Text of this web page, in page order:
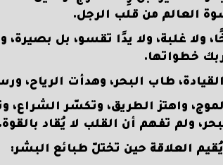
العالم من قلب الرجل.
ولا غلبة، ولا يدًا تقسو، بل بصيرة،
خطواتها.
طاب البحر، وهدأت الرياح،
واهتز الطريق، وتكسّر الشراع،
ولم تفهم أن القلب لا يُقاد
العلاقة حين تختلّ طبائع البشر: